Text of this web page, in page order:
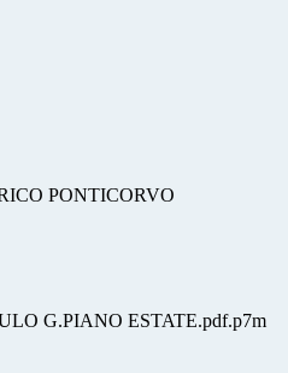
PONTICORVO
G.PIANO ESTATE.pdf.p7m